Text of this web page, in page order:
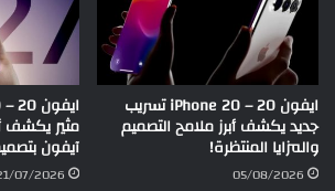
ايفون 20 – iPhone 20 تسريب
جديد يكشف أبرز ملامح التصميم
والمزايا المنتظرة!
05/08/2026
مثير يكشف
آيفون
07/2026